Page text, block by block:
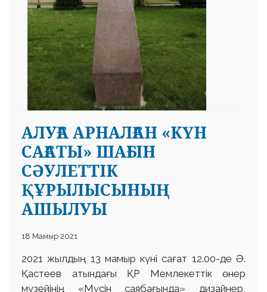
АЛУҒА АРНАЛҒАН «КҮН
САҒАТЫ» ШАҒЫН
СӘУЛЕТТІК
ҚҰРЫЛЫСЫНЫҢ
АШЫЛУЫ
18 Мамыр 2021
2021 жылдың 13 мамыр күні сағат 12.00-де Ә.
Қастеев атындағы ҚР Мемлекеттік өнер
музейінің «Мүсін саябағында» дизайнер,